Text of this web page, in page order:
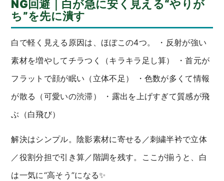
NG回避｜白が急に安く見える“やりが
ち”を先に潰す
白で軽く見える原因は、ほぼこの4つ。 ・反射が強い
素材を増やしてチラつく（キラキラ足し算） ・首元が
フラットで顔が眠い（立体不足） ・色数が多くて情報
が散る（可愛いの渋滞） ・露出を上げすぎて質感が飛
ぶ（白飛び）
解決はシンプル。陰影素材に寄せる／刺繍半衿で立体
／役割分担で引き算／階調を残す。ここが揃うと、白
は一気に“高そう”になる✨